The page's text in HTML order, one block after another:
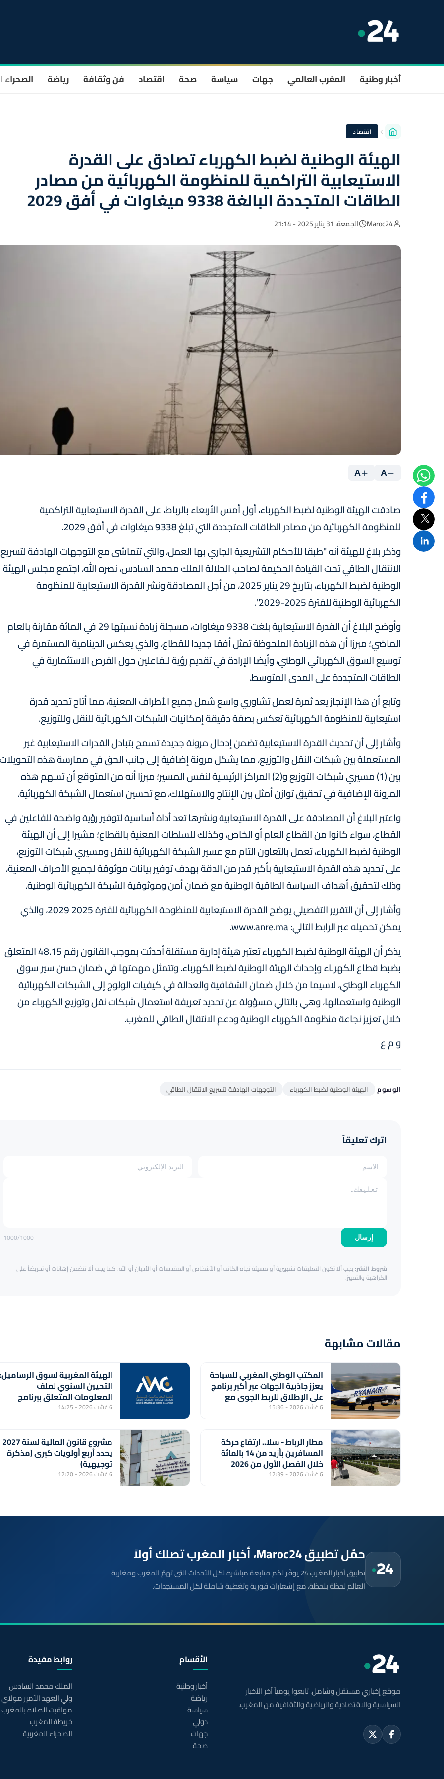
أخبار وطنية المغرب العالمي جهات سياسة صحة اقتصاد فن وثقافة رياضة الصحراء
اقتصاد
الهيئة الوطنية لضبط الكهرباء تصادق على القدرة
الاستيعابية التراكمية للمنظومة الكهربائية من مصادر
الطاقات المتجددة البالغة 9338 ميغاوات في أفق 2029
Maroc24 الجمعة، 31 يناير 2025 - 21:14
A
A
صادقت الهيئة الوطنية لضبط الكهرباء، أول أمس الأربعاء بالرباط، على القدرة الاستيعابية التراكمية
للمنظومة الكهربائية من مصادر الطاقات المتجددة التي تبلغ 9338 ميغاوات في أفق 2029.
وذكر بلاغ للهيئة أنه "طبقا للأحكام التشريعية الجاري بها العمل، والتي تتماشى مع التوجهات الهادفة لتسريع
الانتقال الطاقي تحت القيادة الحكيمة لصاحب الجلالة الملك محمد السادس، نصره الله، اجتمع مجلس الهيئة
الوطنية لضبط الكهرباء، بتاريخ 29 يناير 2025، من أجل المصادقة ونشر القدرة الاستيعابية للمنظومة
الكهربائية الوطنية للفترة 2025-2029".
وأوضح البلاغ أن القدرة الاستيعابية بلغت 9338 ميغاوات، مسجلة زيادة نسبتها 29 في المائة مقارنة بالعام
الماضي؛ مبرزا أن هذه الزيادة الملحوظة تمثل أفقا جديدا للقطاع، والذي يعكس الدينامية المستمرة في
توسيع السوق الكهربائي الوطني، وأيضا الإرادة في تقديم رؤية للفاعلين حول الفرص الاستثمارية في
الطاقات المتجددة على المدى المتوسط.
وتابع أن هذا الإنجاز يعد ثمرة لعمل تشاوري واسع شمل جميع الأطراف المعنية، مما أتاح تحديد قدرة
استيعابية للمنظومة الكهربائية تعكس بصفة دقيقة إمكانيات الشبكات الكهربائية للنقل وللتوزيع.
وأشار إلى أن تحديث القدرة الاستيعابية تضمن إدخال مرونة جديدة تسمح بتبادل القدرات الاستيعابية غير
المستعملة بين شبكات النقل والتوزيع، مما يشكل مرونة إضافية إلى جانب الحق في ممارسة هذه التحويلات
بين (1) مسيري شبكات التوزيع و(2) المراكز الرئيسية لنفس المسير؛ مبرزا أنه من المتوقع أن تسهم هذه
المرونة الإضافية في تحقيق توازن أمثل بين الإنتاج والاستهلاك، مع تحسين استعمال الشبكة الكهربائية.
واعتبر البلاغ أن المصادقة على القدرة الاستيعابية ونشرها تعد أداة أساسية لتوفير رؤية واضحة للفاعلين في
القطاع، سواء كانوا من القطاع العام أو الخاص، وكذلك للسلطات المعنية بالقطاع؛ مشيرا إلى أن الهيئة
الوطنية لضبط الكهرباء، تعمل بالتعاون التام مع مسير الشبكة الكهربائية للنقل ومسيري شبكات التوزيع،
على تحديد هذه القدرة الاستيعابية بأكبر قدر من الدقة بهدف توفير بيانات موثوقة لجميع الأطراف المعنية،
وذلك لتحقيق أهداف السياسة الطاقية الوطنية مع ضمان أمن وموثوقية الشبكة الكهربائية الوطنية.
وأشار إلى أن التقرير التفصيلي يوضح القدرة الاستيعابية للمنظومة الكهربائية للفترة 2025 2029، والذي
يمكن تحميله عبر الرابط التالي: www.anre.ma.
يذكر أن الهيئة الوطنية لضبط الكهرباء تعتبر هيئة إدارية مستقلة أحدثت بموجب القانون رقم 48.15 المتعلق
بضبط قطاع الكهرباء وإحداث الهيئة الوطنية لضبط الكهرباء. وتتمثل مهمتها في ضمان حسن سير سوق
الكهرباء الوطني، لاسيما من خلال ضمان الشفافية والعدالة في كيفيات الولوج إلى الشبكات الكهربائية
الوطنية واستعمالها، وهي بالتالي مسؤولة عن تحديد تعريفة استعمال شبكات نقل وتوزيع الكهرباء من
خلال تعزيز نجاعة منظومة الكهرباء الوطنية ودعم الانتقال الطاقي للمغرب.
و م ع
الوسوم الهيئة الوطنية لضبط الكهرباء التوجهات الهادفة لتسريع الانتقال الطاقي
اترك تعليقاً
إرسال 1000/1000
شروط النشر:يجب ألا تكون التعليقات تشهيرية أو مسيئة تجاه الكاتب أو الأشخاص أو المقدسات أو الأديان أو الله. كما يجب ألا تتضمن إهانات أو تحريضاً على
الكراهية والتمييز.
مقالات مشابهة
المكتب الوطني المغربي للسياحة
يعزز جاذبية الجهات عبر أكبر برنامج
على الإطلاق للربط الجوي مع
شركة "رايان إير"
6 غشت 2026 - 15:36
الهيئة المغربية لسوق الرساميل:
التحيين السنوي لملف
المعلومات المتعلق ببرنامج
إصدار شهادات الإيداع من طرف
6 غشت 2026 - 14:25
مطار الرباط - سلا.. ارتفاع حركة
المسافرين بأزيد من 14 بالمائة
خلال الفصل الأول من 2026
(المكتب الوطني للمطارات)
6 غشت 2026 - 12:39
مشروع قانون المالية لسنة 2027
يحدد أربع أولويات كبرى (مذكرة
توجيهية)
6 غشت 2026 - 12:20
حمّل تطبيق Maroc24، أخبار المغرب تصلك أولاً
تطبيق أخبار المغرب 24 يوفّر لكم متابعة مباشرة لكل الأحداث التي تهمّ المغرب ومغاربة
العالم لحظة بلحظة، مع إشعارات فورية وتغطية شاملة لكل المستجدات.
موقع إخباري مستقل وشامل. تابعوا يومياً آخر الأخبار
السياسية والاقتصادية والرياضية والثقافية من المغرب.
الأقسام
أخبار وطنية
رياضة
سياسة
دولي
جهات
صحة
روابط مفيدة
الملك محمد السادس
ولي العهد الأمير
مواقيت الصلاة بالمغرب
خريطة المغرب
الصحراء المغربية